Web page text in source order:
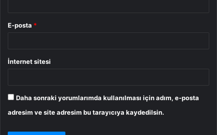
E-posta *
İnternet sitesi
Daha sonraki yorumlarımda kullanılması için adım, e-posta
adresim ve site adresim bu tarayıcıya kaydedilsin.